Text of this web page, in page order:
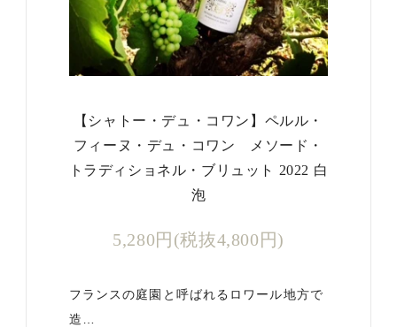
【シャトー・デュ・コワン】ペルル・
フィーヌ・デュ・コワン メソード・
トラディショネル・ブリュット 2022 白
泡
5,280円(税抜4,800円)
フランスの庭園と呼ばれるロワール地方で
造…